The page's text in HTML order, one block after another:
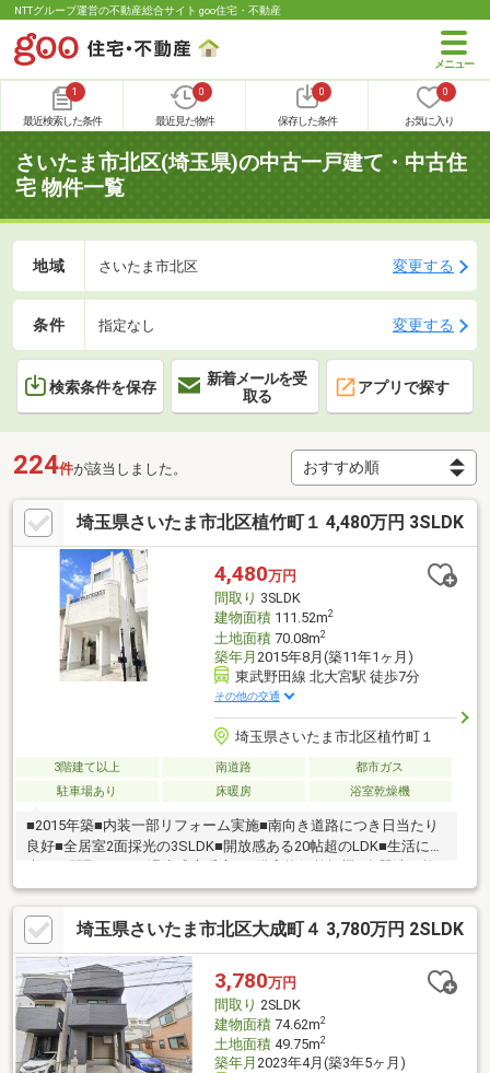
NTTグループ運営の不動産総合サイト goo住宅・不動産
1
最近検索した条件
0
最近見た物件
0
保存した条件
0
お気に入り
さいたま市北区(埼玉県)の中古一戸建て・中古住
宅 物件一覧
地域 さいたま市北区 変更する
条件 指定なし 変更する
検索条件を保存
新着メールを受
取る
アプリで探す
224件が該当しました。
埼玉県さいたま市北区植竹町１ 4,480万円 3SLDK
4,480万円
間取り 3SLDK
建物面積111.52m2
土地面積70.08m2
築年月 2015年8月(築11年1ヶ月)
東武野田線 北大宮駅 徒歩7分
その他の交通
埼玉県さいたま市北区植竹町１
3階建て以上 南道路
都市ガス
駐車場あり
床暖房 浴室乾燥機
■2015年築■内装一部リフォーム実施■南向き道路につき日当たり
良好■全居室2面採光の3SLDK■開放感ある20帖超のLDK■生活に配
燥機■モニター付インターフォン
埼玉県さいたま市北区大成町４ 3,780万円 2SLDK
3,780万円
間取り 2SLDK
建物面積74.62m2
土地面積49.75m2
築年月 2023年4月(築3年5ヶ月)